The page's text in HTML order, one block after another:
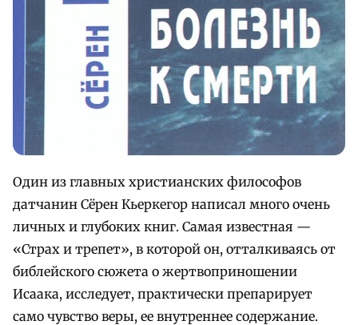
Один из главных христианских философов
датчанин Сёрен Кьеркегор написал много очень
личных и глубоких книг. Самая известная —
«Страх и трепет», в которой он, отталкиваясь от
библейского сюжета о жертвоприношении
Исаака, исследует, практически препарирует
само чувство веры, ее внутреннее содержание.